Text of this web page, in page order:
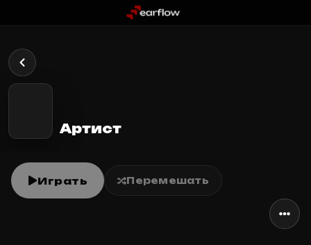
Артист
Играть Перемешать